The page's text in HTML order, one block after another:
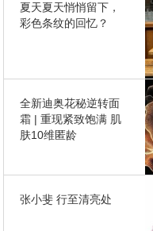
夏天夏天悄悄留下，
彩色条纹的回忆？
全新迪奥花秘逆转面
霜 | 重现紧致饱满 肌
肤10维匿龄
张小斐 行至清亮处